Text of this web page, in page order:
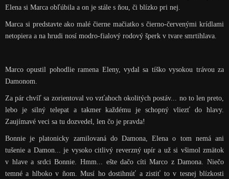
Elena si Marca obľúbila a on je stále s ňou, či blízko pri nej.
Marca si predstavte ako malé čierne mačiatko s čierno-červenými krídlami
netopiera a na hrudi nosí modro-fialový rodový šperk v tvare smrtihlava.
Marco opustil pohodlie ramena Eleny, vydal sa tíško vysokou trávou za
Damonom.
Za pár chvíľ sa zorientoval vo vzťahoch okolitých postáv... no to len preto,
lebo je silný telepat a takmer každému je schopný vliezť do hlavy.
Zaujímavé veci sa tu dozvedel, len čo je pravda!
Bonnie je platonicky zamilovaná do Damona, Elena o tom nemá ani
tušenie a Damon... je vysoko citlivý reverzný upír a už si všimol zmätok
v hlave a srdci Bonnie. Hmm... ešte dačo cíti Marco z Damona. Niečo
temné a hlboko v ňom. Musí ho dostihnúť a zistiť to v tesnej blízkosti